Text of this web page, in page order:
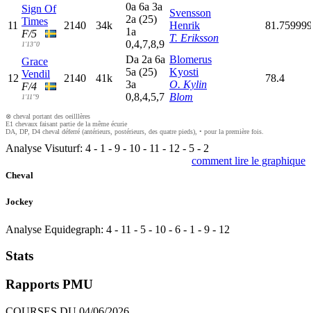
11
Sign Of
Times
F/5
1'13"0
2140 34k
0a 6a 3a
2a (25)
1a
0,4,7,8,9
Svensson
Henrik
T. Eriksson
12
Grace
Vendil
F/4
1'11"9
2140 41k
Da 2a 6a
5a (25)
3a
0,8,4,5,7
Blomerus
Kyosti
O. Kylin
Blom
78.4
⊗ cheval portant des oeilllères
E1 chevaux faisant partie de la même écurie
DA, DP, D4 cheval déferré (antérieurs, postérieurs, des quatre pieds), • pour la première fois.
Analyse Visuturf: 4 - 1 - 9 - 10 - 11 - 12 - 5 - 2
comment lire le graphique
Cheval
Jockey
Analyse Equidegraph: 4 - 11 - 5 - 10 - 6 - 1 - 9 - 12
Stats
Rapports PMU